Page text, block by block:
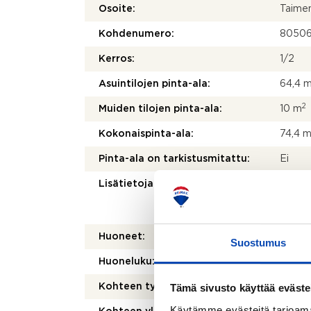
Suostumus
Tämä sivusto käyttää
Osoite:
Kohdenumero:
Kerros: 1/2
Asuintilojen pinta-ala: 64,4
Muiden tilojen pinta-ala: 10 m2
Kokonaispinta-ala: 74,4
Pinta-ala on tarkistusmitattu: Ei
Lisätietoja pinta-alasta:
Huoneet:
Huoneluku: 3
Kohteen tyyppi: Mökki